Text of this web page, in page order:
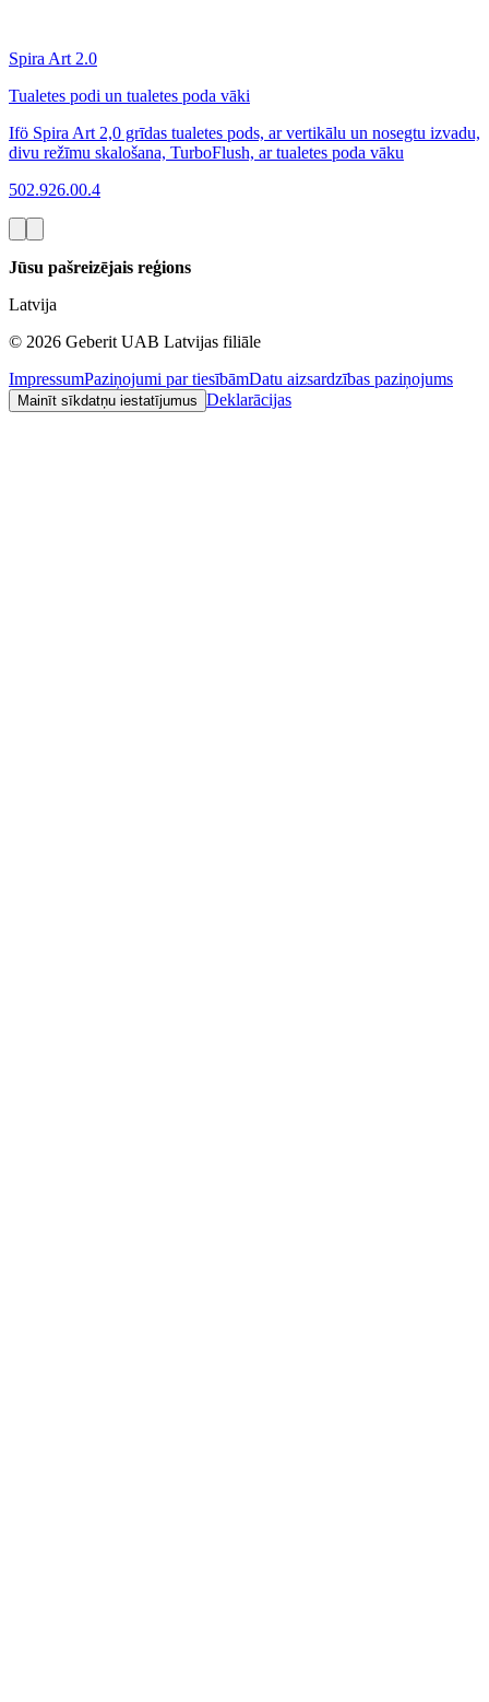
Spira Art 2.0
Tualetes podi un tualetes poda vāki
Ifö Spira Art 2,0 grīdas tualetes pods, ar vertikālu un nosegtu izvadu,
divu režīmu skalošana, TurboFlush, ar tualetes poda vāku
502.926.00.4
Jūsu pašreizējais reģions
Latvija
© 2026 Geberit UAB Latvijas filiāle
ImpressumPaziņojumi par tiesībāmDatu aizsardzības paziņojums
Mainīt sīkdatņu iestatījumus Deklarācijas